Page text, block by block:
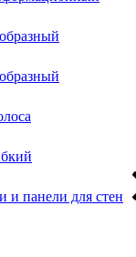
и панели для стен